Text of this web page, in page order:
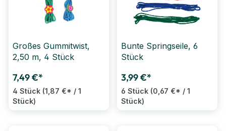
Großes Gummitwist,
2,50 m, 4 Stück
7,49 €*
4 Stück (1,87 €* / 1
Stück)
Bunte Springseile, 6
Stück
3,99 €*
6 Stück (0,67 €* / 1
Stück)